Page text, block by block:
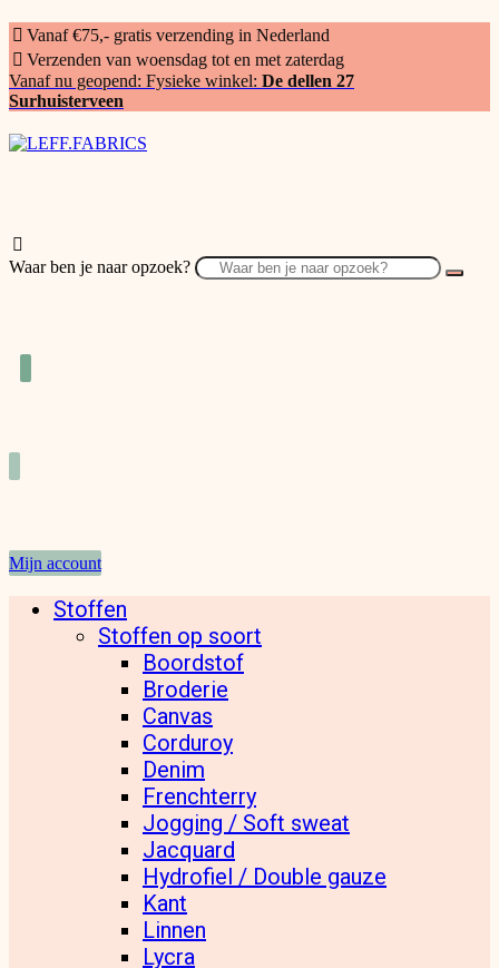
Vanaf €75,- gratis verzending in Nederland
Verzenden van woensdag tot en met zaterdag
Vanaf nu geopend: Fysieke winkel: De dellen 27
Surhuisterveen
Waar ben je naar opzoek?
Mijn account
Stoffen
Stoffen op soort
Boordstof
Broderie
Canvas
Corduroy
Denim
Frenchterry
Jogging / Soft sweat
Jacquard
Hydrofiel / Double gauze
Kant
Linnen
Lycra